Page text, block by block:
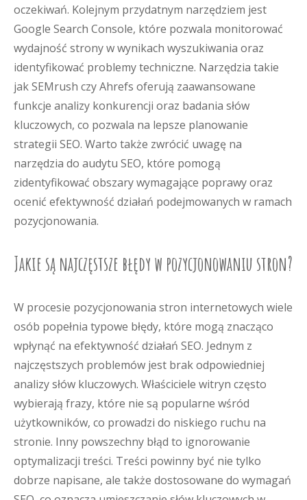
oczekiwań. Kolejnym przydatnym narzędziem jest
Google Search Console, które pozwala monitorować
wydajność strony w wynikach wyszukiwania oraz
identyfikować problemy techniczne. Narzędzia takie
jak SEMrush czy Ahrefs oferują zaawansowane
funkcje analizy konkurencji oraz badania słów
kluczowych, co pozwala na lepsze planowanie
strategii SEO. Warto także zwrócić uwagę na
narzędzia do audytu SEO, które pomogą
zidentyfikować obszary wymagające poprawy oraz
ocenić efektywność działań podejmowanych w ramach
pozycjonowania.
Jakie są najczęstsze błędy w pozycjonowaniu stron?
W procesie pozycjonowania stron internetowych wiele
osób popełnia typowe błędy, które mogą znacząco
wpłynąć na efektywność działań SEO. Jednym z
najczęstszych problemów jest brak odpowiedniej
analizy słów kluczowych. Właściciele witryn często
wybierają frazy, które nie są popularne wśród
użytkowników, co prowadzi do niskiego ruchu na
stronie. Inny powszechny błąd to ignorowanie
optymalizacji treści. Treści powinny być nie tylko
dobrze napisane, ale także dostosowane do wymagań